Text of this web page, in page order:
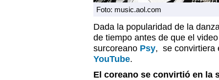
Foto: music.aol.com
Dada la popularidad de la
de tiempo antes de que el
surcoreano Psy, se convirtiera
YouTube.
El coreano se convirtió en la